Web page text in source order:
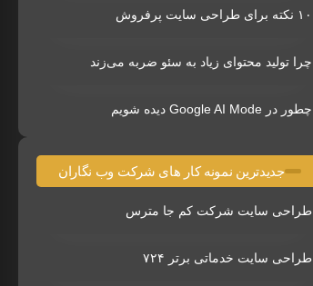
۱۰ نکته برای طراحی سایت پرفروش
چرا تولید محتوای زیاد به سئو ضربه می‌زند
چطور در Google AI Mode دیده شویم
جدیدترین نمونه کار های شرکت وب نگاران
طراحی سایت شرکت کم جا مترس
طراحی سایت خدماتی برتر ۷۲۴